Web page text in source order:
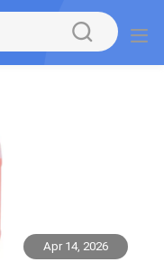
Apr 14, 2026